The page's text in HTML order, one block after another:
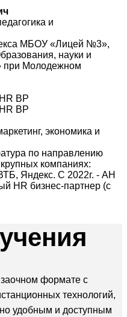
и
МБОУ «Лицей №3»,
науки и
при Молодежном
BP
BP
экономика и
по направлению
компаниях:
Яндекс. С 2022г. - АН
HR бизнес-партнер (с
формате с
технологий,
удобным и доступным